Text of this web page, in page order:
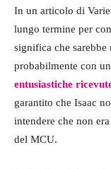
In un articolo di
lungo termine per
significa che sarebbe
probabilmente con
entusiastiche
garantito che Isaac
intendere che non
del MCU.